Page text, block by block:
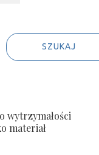
SZUKAJ
wytrzymałości
materiał